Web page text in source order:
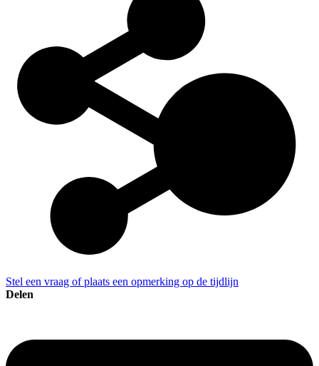
Stel een vraag of plaats een opmerking op de tijdlijn
Delen